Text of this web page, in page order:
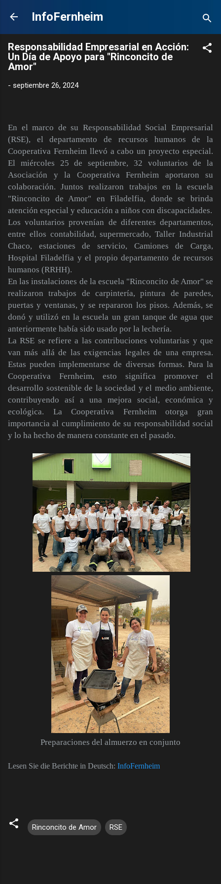
Ir al contenido principal
InfoFernheim
Responsabilidad Empresarial en Acción:
Un Día de Apoyo para "Rinconcito de
Amor"
- septiembre 26, 2024
En el marco de su Responsabilidad Social Empresarial
(RSE), el departamento de recursos humanos de la
Cooperativa Fernheim llevó a cabo un proyecto especial.
El miércoles 25 de septiembre, 32 voluntarios de la
Asociación y la Cooperativa Fernheim aportaron su
colaboración. Juntos realizaron trabajos en la escuela
"Rinconcito de Amor" en Filadelfia, donde se brinda
atención especial y educación a niños con discapacidades.
Los voluntarios provenían de diferentes departamentos,
entre ellos contabilidad, supermercado, Taller Industrial
Chaco, estaciones de servicio, Camiones de Carga,
Hospital Filadelfia y el propio departamento de recursos
humanos (RRHH).
En las instalaciones de la escuela "Rinconcito de Amor" se
realizaron trabajos de carpintería, pintura de paredes,
puertas y ventanas, y se repararon los pisos. Además, se
donó y utilizó en la escuela un gran tanque de agua que
anteriormente había sido usado por la lechería.
La RSE se refiere a las contribuciones voluntarias y que
van más allá de las exigencias legales de una empresa.
Estas pueden implementarse de diversas formas. Para la
Cooperativa Fernheim, esto significa promover el
desarrollo sostenible de la sociedad y el medio ambiente,
contribuyendo así a una mejora social, económica y
ecológica. La Cooperativa Fernheim otorga gran
importancia al cumplimiento de su responsabilidad social
y lo ha hecho de manera constante en el pasado.
Preparaciones del almuerzo en conjunto
Lesen Sie die Berichte in Deutsch: InfoFernheim
Rinconcito de Amor RSE